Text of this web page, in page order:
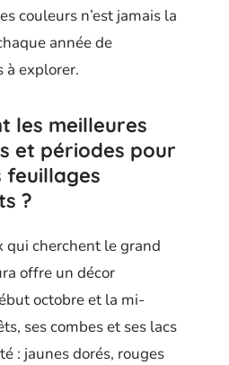
couleurs n’est jamais la
année de
à explorer.
les meilleures
et périodes pour
feuillages
?
qui cherchent le grand
offre un décor
octobre et la mi-
ses combes et ses lacs
: jaunes dorés, rouges